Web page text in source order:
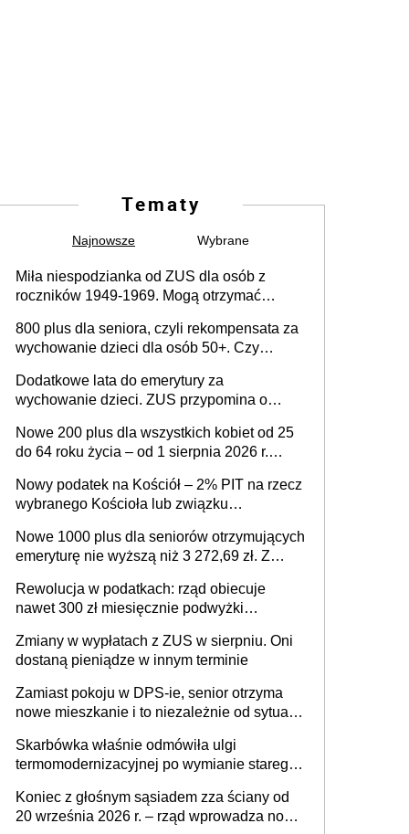
Tematy
Najnowsze Wybrane
Miła niespodzianka od ZUS dla osób z
roczników 1949-1969. Mogą otrzymać
800 plus dla seniora, czyli rekompensata za
wychowanie dzieci dla osób 50+. Czy
wejdzie w życie?
Dodatkowe lata do emerytury za
wychowanie dzieci. ZUS przypomina o
Nowe 200 plus dla wszystkich kobiet od 25
do 64 roku życia – od 1 sierpnia 2026 r.
programu rządowego
Nowy podatek na Kościół – 2% PIT na rzecz
wybranego Kościoła lub związku
nad zmianami w systemie finansowania
Nowe 1000 plus dla seniorów otrzymujących
emeryturę nie wyższą niż 3 272,69 zł. Z
spóźnialscy świadczenia nie otrzymają
Rewolucja w podatkach: rząd obiecuje
nawet 300 zł miesięcznie podwyżki
Zmiany w wypłatach z ZUS w sierpniu. Oni
dostaną pieniądze w innym terminie
Zamiast pokoju w DPS-ie, senior otrzyma
nowe mieszkanie i to niezależnie od sytuacji
wsparcia dla osób po 60 roku życia
Skarbówka właśnie odmówiła ulgi
termomodernizacyjnej po wymianie starego
Koniec z głośnym sąsiadem zza ściany od
20 września 2026 r. – rząd wprowadza nowe